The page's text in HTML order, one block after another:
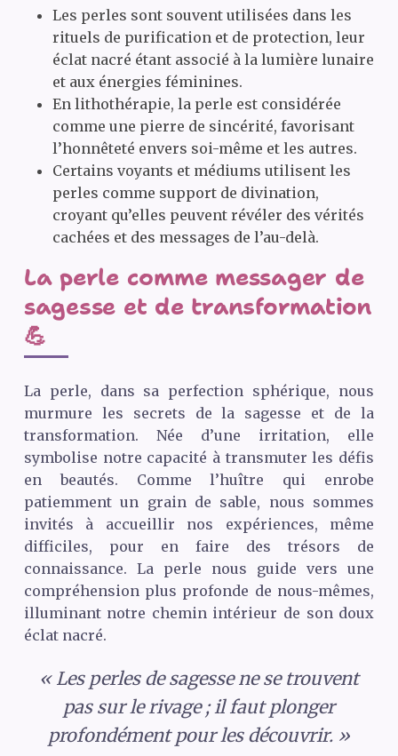
Les perles sont souvent utilisées dans les
rituels de purification et de protection, leur
éclat nacré étant associé à la lumière lunaire
et aux énergies féminines.
En lithothérapie, la perle est considérée
comme une pierre de sincérité, favorisant
l’honnêteté envers soi-même et les autres.
Certains voyants et médiums utilisent les
perles comme support de divination,
croyant qu’elles peuvent révéler des vérités
cachées et des messages de l’au-delà.
La perle comme messager de
sagesse et de transformation
💪
La perle, dans sa perfection sphérique, nous
murmure les secrets de la sagesse et de la
transformation. Née d’une irritation, elle
symbolise notre capacité à transmuter les défis
en beautés. Comme l’huître qui enrobe
patiemment un grain de sable, nous sommes
invités à accueillir nos expériences, même
difficiles, pour en faire des trésors de
connaissance. La perle nous guide vers une
compréhension plus profonde de nous-mêmes,
illuminant notre chemin intérieur de son doux
éclat nacré.
« Les perles de sagesse ne se trouvent
pas sur le rivage ; il faut plonger
profondément pour les découvrir. »